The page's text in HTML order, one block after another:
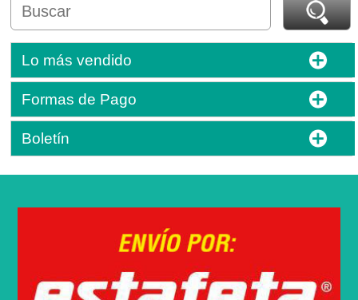
Lo más vendido
Formas de Pago
Boletín